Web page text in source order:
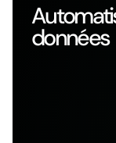
données